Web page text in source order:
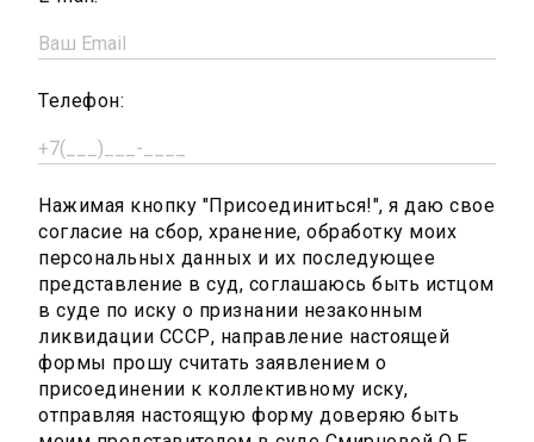
Телефон:
Нажимая кнопку "Присоединиться!", я даю свое
согласие на сбор, хранение, обработку моих
персональных данных и их последующее
представление в суд, соглашаюсь быть истцом
в суде по иску о признании незаконным
ликвидации СССР, направление настоящей
формы прошу считать заявлением о
присоединении к коллективному иску,
отправляя настоящую форму доверяю быть